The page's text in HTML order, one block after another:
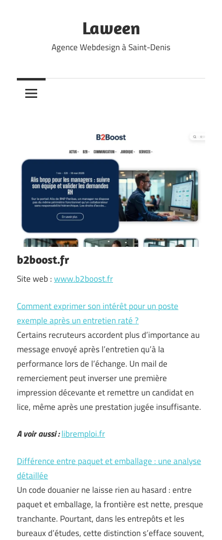
Laween
Agence Webdesign à Saint-Denis
b2boost.fr
Site web :www.b2boost.fr
Comment exprimer son intérêt pour un poste
exemple après un entretien raté ?
Certains recruteurs accordent plus d’importance au
message envoyé après l’entretien qu’à la
performance lors de l’échange. Un mail de
remerciement peut inverser une première
impression décevante et remettre un candidat en
lice, même après une prestation jugée insuffisante.
A voir aussi :libremploi.fr
Différence entre paquet et emballage : une analyse
détaillée
Un code douanier ne laisse rien au hasard : entre
paquet et emballage, la frontière est nette, presque
tranchante. Pourtant, dans les entrepôts et les
bureaux d’études, cette distinction s’efface souvent,